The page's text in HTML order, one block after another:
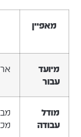
מאפיין
מיועד
עבור
מודל
עבודה